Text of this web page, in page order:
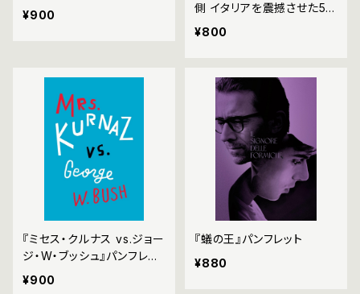
¥900
側 イタリアを震撼させた55
日間』パンフレット
¥800
『ミセス・クルナス vs.ジョー
ジ・W・ブッシュ』パンフレッ
ト
¥900
『蟻の王』パンフレット
¥880